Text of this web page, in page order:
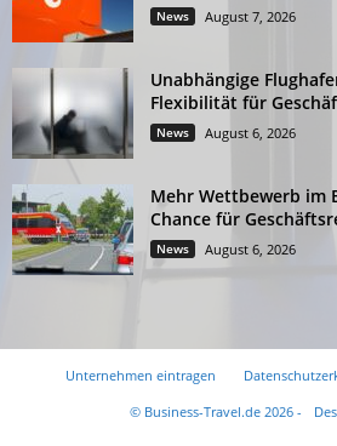
News August 7, 2026
Unabhängige
Flexibilität für
News August 6, 2026
Mehr Wettbewerb im
Chance für
News August 6, 2026
Unternehmen eintragen
© Business-Travel.de 2026 -